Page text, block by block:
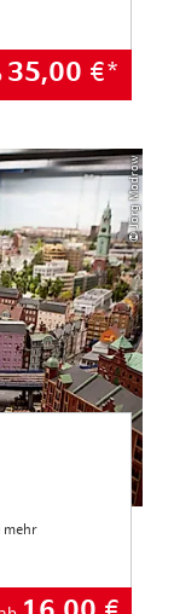
35,00 €*
© Jörg Modrow
mehr